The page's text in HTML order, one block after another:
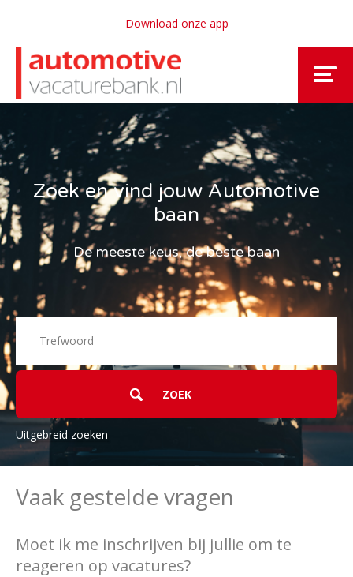
Download onze app
Zoek en vind jouw Automotive
baan
De meeste keus, de beste baan
Uitgebreid zoeken
Vaak gestelde vragen
Moet ik me inschrijven bij jullie om te
reageren op vacatures?